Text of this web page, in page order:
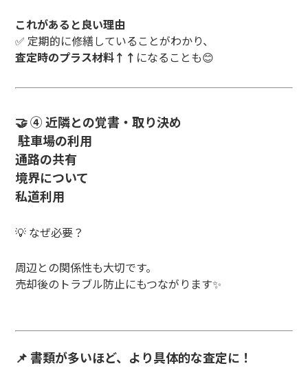
これがあると良い理由
✅ 定期的に修繕していることがわかり、
査定時のプラス材料↑↑ になることも😊
🤝 ④ 近隣との覚書・取り決め
駐車場の利用
通路の共有
境界について
私道利用
💡 なぜ必要？
周辺との関係性も大切です。
売却後のトラブル防止にもつながります✨
📌 書類が多いほど、より具体的な査定に！